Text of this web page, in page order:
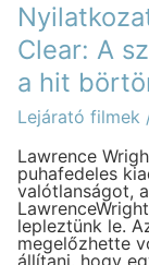
Clear: A
a hit
Lejárató filmek
Lawrence
puhafedeles
valótlanságot,
lepleztünk le.
megelőzhette
állítani, hogy